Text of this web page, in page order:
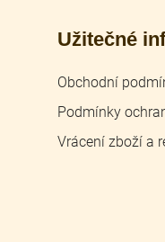
Užitečné
Obchodní
Podmínky
Vrácení zboží a